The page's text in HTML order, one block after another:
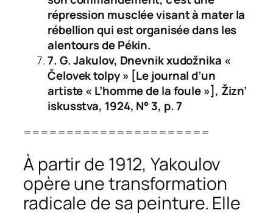
répression musclée visant à mater la
rébellion qui est organisée dans les
alentours de Pékin.
7. G. Jakulov, Dnevnik xudožnika «
Čelovek tolpy» [Le journal d’un
artiste « L’homme de la foule »], Žizn’
iskusstva, 1924, N° 3, p. 7
======================
À partir de 1912, Yakoulov
opère une transformation
radicale de sa peinture. Elle